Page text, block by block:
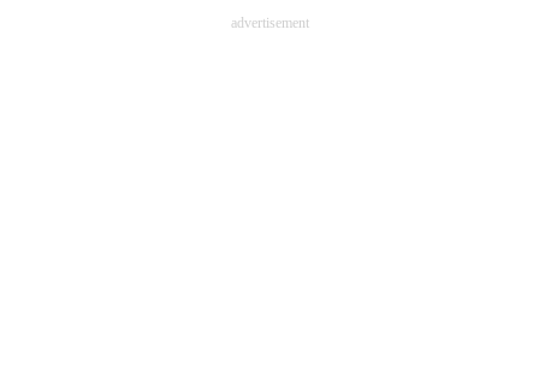
advertisement